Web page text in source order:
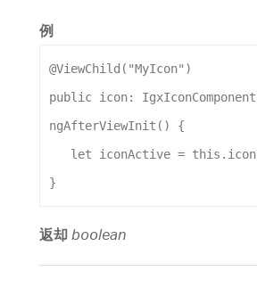
例
@ViewChild ( "MyIcon" )
public icon: IgxIconComponent
ngAfterViewInit () {
let
iconActive = this . icon
}
返却 boolean